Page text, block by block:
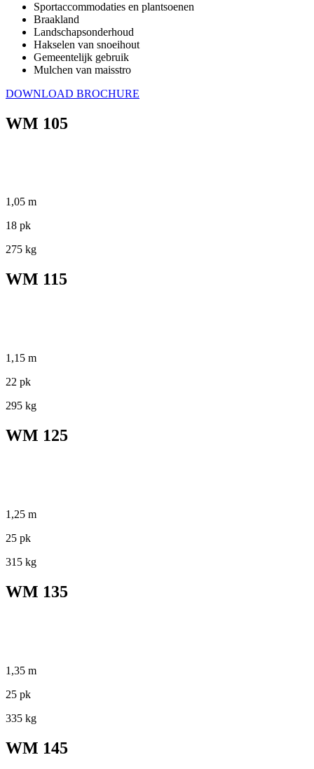
Sportaccommodaties en plantsoenen
Braakland
Landschapsonderhoud
Hakselen van snoeihout
Gemeentelijk gebruik
Mulchen van maisstro
DOWNLOAD BROCHURE
WM 105
1,05 m
18 pk
275 kg
WM 115
1,15 m
22 pk
295 kg
WM 125
1,25 m
25 pk
315 kg
WM 135
1,35 m
25 pk
335 kg
WM 145